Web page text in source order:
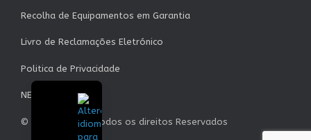
Recolha de Equipamentos em Garantia
Livro de Reclamações Eletrónico
Politica de Privacidade
NEWSLETTER
© Garrett S.A. - Todos os direitos Reservados